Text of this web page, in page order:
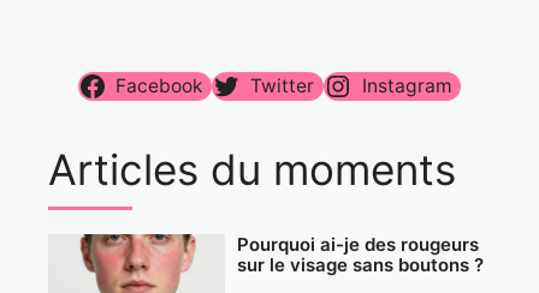
Facebook Twitter Instagram
Articles du moments
Pourquoi ai-je des rougeurs
sur le visage sans boutons ?